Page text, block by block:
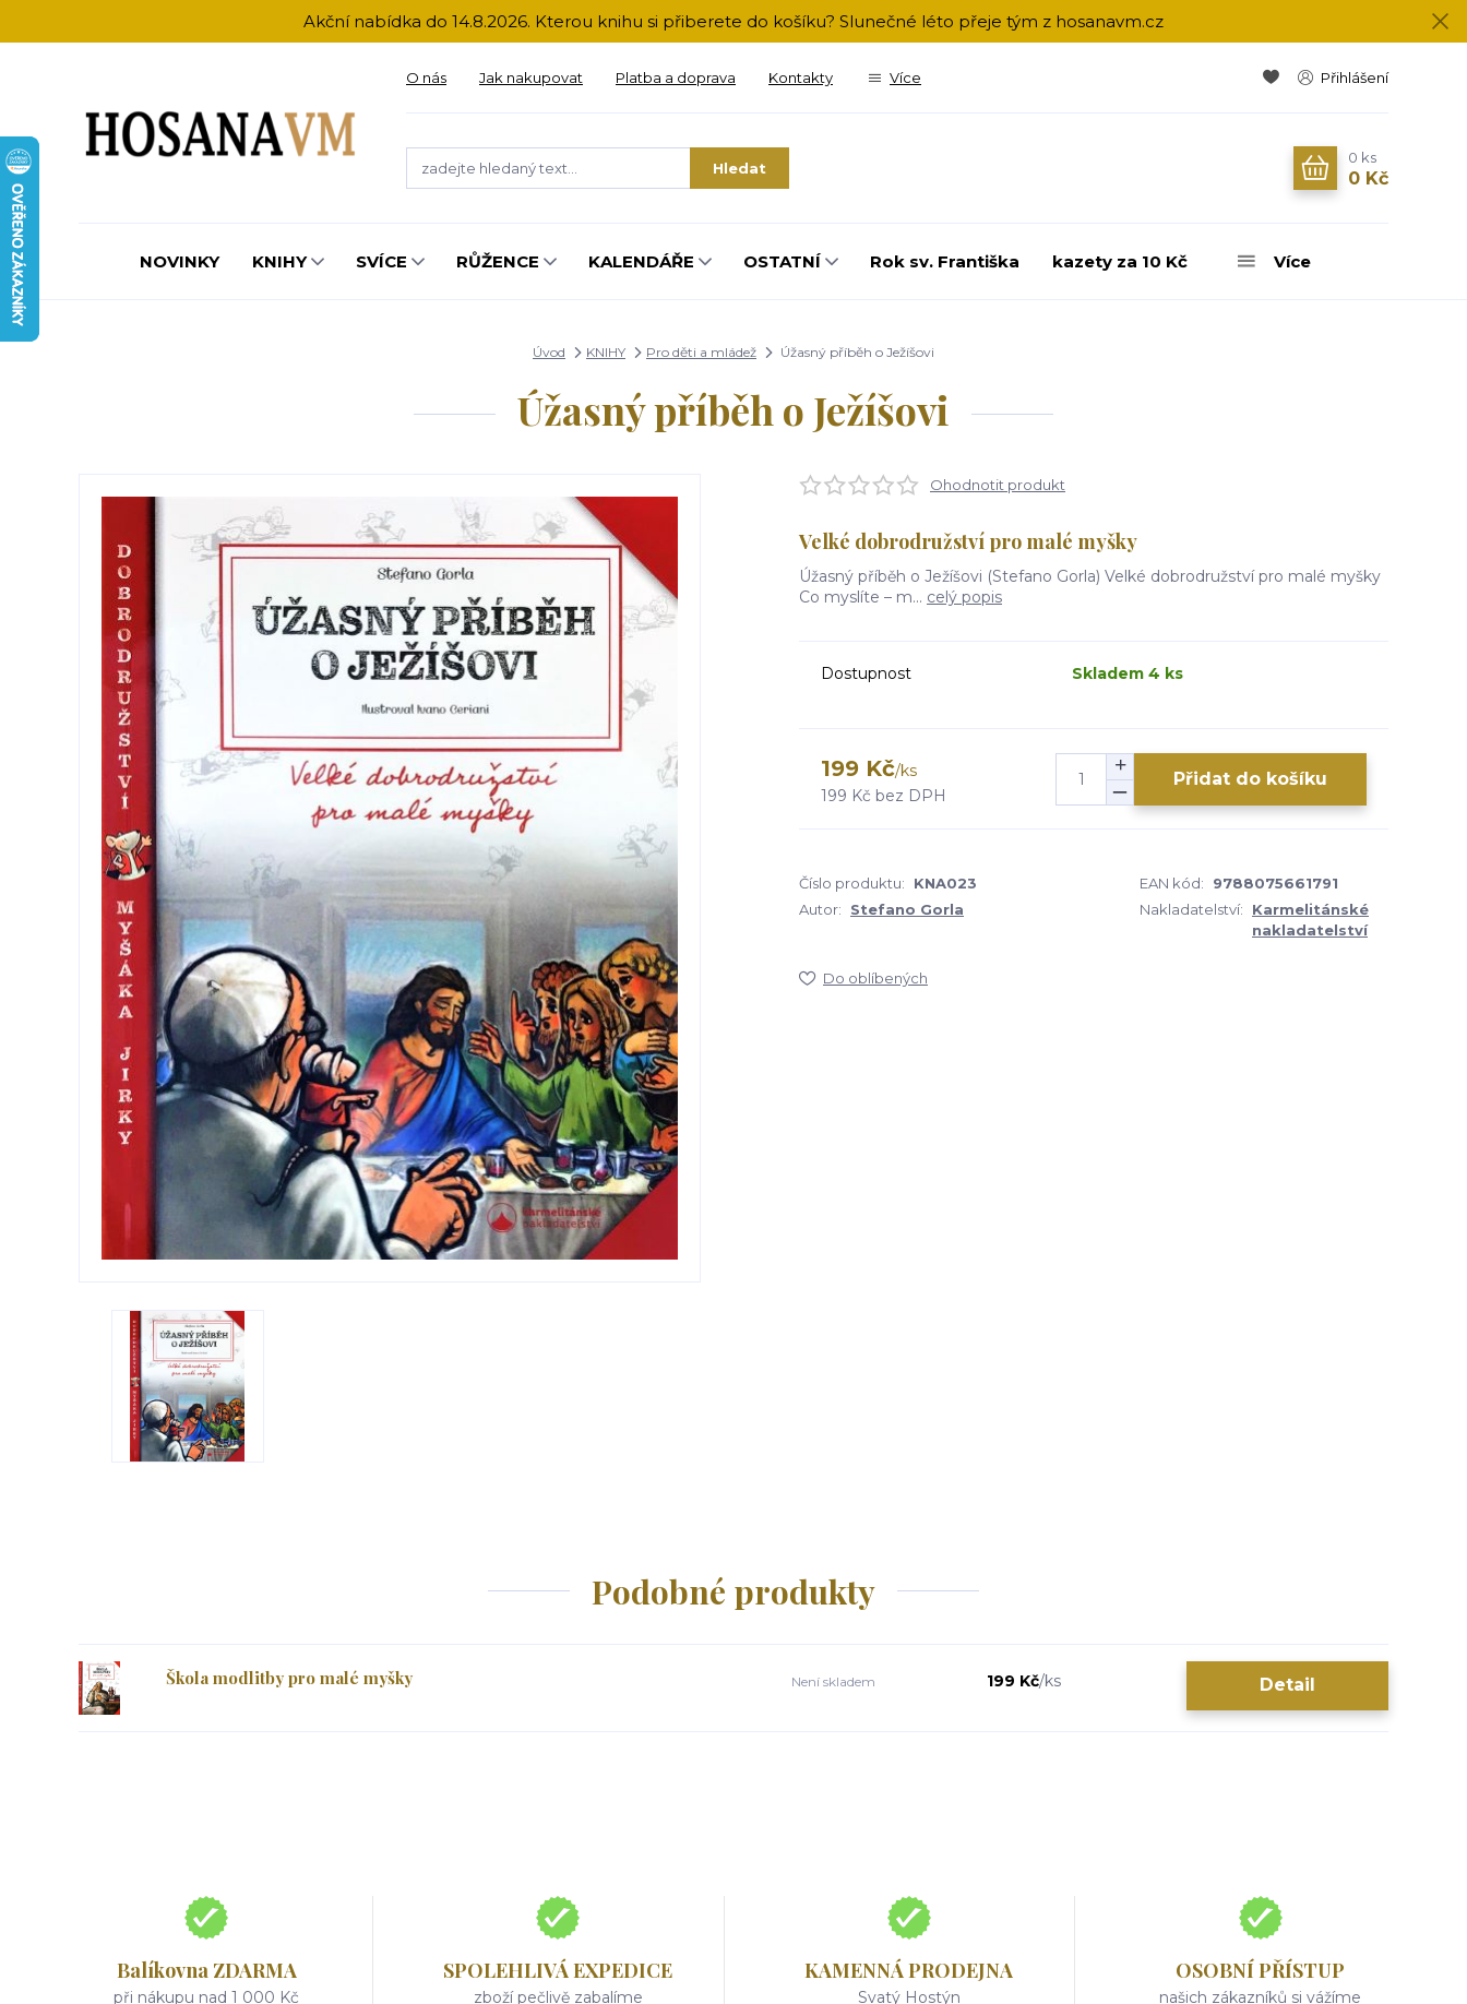
Akční nabídka do 14.8.2026. Kterou knihu si přiberete do košíku? Slunečné léto přeje tým z hosanavm.cz
O nás Jak nakupovat Platba a doprava Kontakty Více Přihlášení
Hledat
0 ks
0 Kč
NOVINKY KNIHY SVÍCE RŮŽENCE KALENDÁŘE OSTATNÍ Rok sv. Františka kazety za 10 Kč Více
Úvod KNIHY Pro děti a mládež Úžasný příběh o Ježíšovi
Úžasný příběh o Ježíšovi
Ohodnotit produkt
Velké dobrodružství pro malé myšky
Úžasný příběh o Ježíšovi (Stefano Gorla) Velké dobrodružství pro malé myšky
Co myslíte – m... celý popis
Dostupnost Skladem 4 ks
199 Kč/ks
199 Kč bez DPH
Přidat do košíku
Číslo produktu: KNA023 EAN kód:
9788075661791
Autor:
Stefano Gorla Nakladatelství:
Karmelitánské
nakladatelství
Do oblíbených
Podobné produkty
Škola modlitby pro malé myšky 199 Kč/ks
Není skladem Detail
Balíkovna ZDARMA
při nákupu nad 1 000 Kč
SPOLEHLIVÁ EXPEDICE
zboží pečlivě zabalíme
KAMENNÁ PRODEJNA
Svatý Hostýn
OSOBNÍ PŘÍSTUP
našich zákazníků si vážíme